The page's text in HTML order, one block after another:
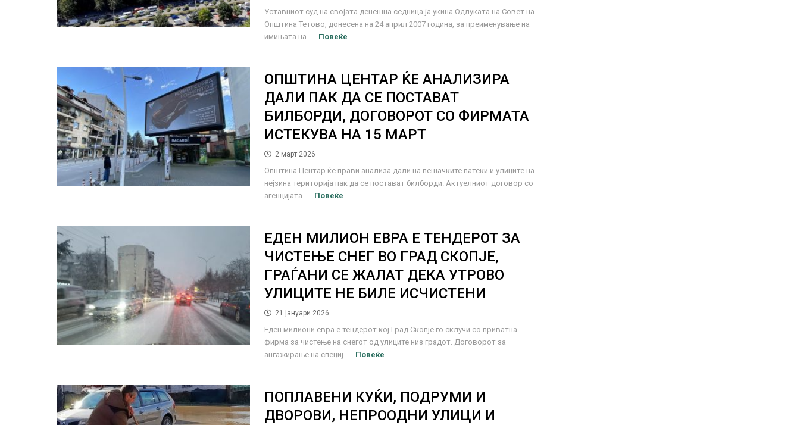
Уставниот суд на својата денешна седница ја укина Одлуката на Совет на
Општина Тетово, донесена на 24 април 2007 година, за преименување на
имињата на ...
Повеќе
ОПШТИНА ЦЕНТАР ЌЕ АНАЛИЗИРА
ДАЛИ ПАК ДА СЕ ПОСТАВАТ
БИЛБОРДИ, ДОГОВОРОТ СО ФИРМАТА
ИСТЕКУВА НА 15 МАРТ
2 март 2026
Општина Центар ќе прави анализа дали на пешачките патеки и улиците на
нејзина територија пак да се постават билборди. Актуелниот договор со
агенцијата ...
Повеќе
ЕДЕН МИЛИОН ЕВРА Е ТЕНДЕРОТ ЗА
ЧИСТЕЊЕ СНЕГ ВО ГРАД СКОПЈЕ,
ГРАЃАНИ СЕ ЖАЛАТ ДЕКА УТРОВО
УЛИЦИТЕ НЕ БИЛЕ ИСЧИСТЕНИ
21 јануари 2026
Еден милиони евра е тендерот кој Град Скопје го склучи со приватна
фирма за чистење на снегот од улиците низ градот. Договорот за
ангажирање на специј ...
Повеќе
ПОПЛАВЕНИ КУЌИ, ПОДРУМИ И
ДВОРОВИ, НЕПРООДНИ УЛИЦИ И